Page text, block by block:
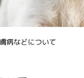
病などについて